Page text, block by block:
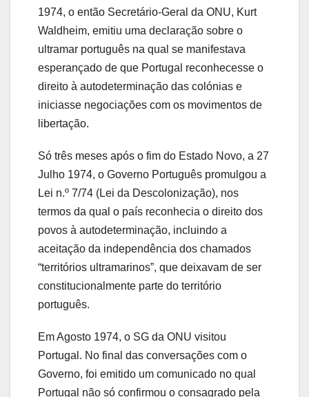
1974, o então Secretário-Geral da ONU, Kurt
Waldheim, emitiu uma declaração sobre o
ultramar português na qual se manifestava
esperançado de que Portugal reconhecesse o
direito à autodeterminação das colónias e
iniciasse negociações com os movimentos de
libertação.
Só três meses após o fim do Estado Novo, a 27
Julho 1974, o Governo Português promulgou a
Lei n.º 7/74 (Lei da Descolonização), nos
termos da qual o país reconhecia o direito dos
povos à autodeterminação, incluindo a
aceitação da independência dos chamados
“territórios ultramarinos”, que deixavam de ser
constitucionalmente parte do território
português.
Em Agosto 1974, o SG da ONU visitou
Portugal. No final das conversações com o
Governo, foi emitido um comunicado no qual
Portugal não só confirmou o consagrado pela